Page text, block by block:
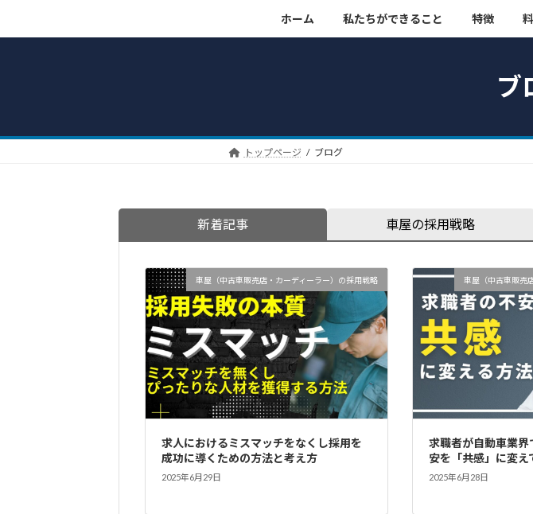
キ
に
ホーム 私たちができること 特徴
ブ
トップページ ブログ
新着記事 車屋の採用戦略
車屋（中古車販売店・カーディーラー）の採用戦略
求人におけるミスマッチをなくし採用を
成功に導くための方法と考え方
2025年6月29日
車屋（中古車販売
求職者が自動車業
安を「共感」に変え
2025年6月28日